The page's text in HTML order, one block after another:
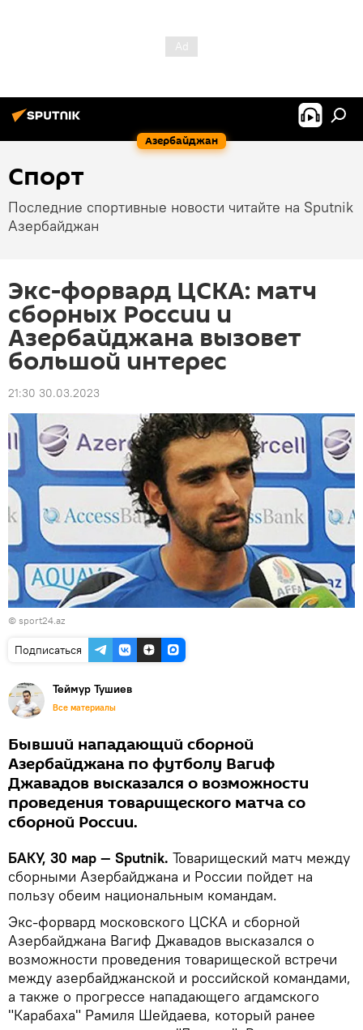
Азербайджан
Спорт
Последние спортивные новости читайте на Sputnik
Азербайджан
Экс-форвард ЦСКА: матч
сборных России и
Азербайджана вызовет
большой интерес
21:30 30.03.2023
© sport24.az
Подписаться
Теймур Тушиев
Все материалы
Бывший нападающий сборной
Азербайджана по футболу Вагиф
Джавадов высказался о возможности
проведения товарищеского матча со
сборной России.
БАКУ, 30 мар — Sputnik. Товарищеский матч между
сборными Азербайджана и России пойдет на
пользу обеим национальным командам.
Экс-форвард московского ЦСКА и сборной
Азербайджана Вагиф Джавадов высказался о
возможности проведения товарищеской встречи
между азербайджанской и российской командами,
а также о прогрессе нападающего агдамского
"Карабаха" Рамиля Шейдаева, который ранее